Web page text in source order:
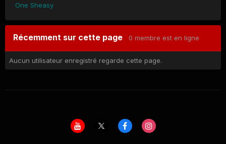
One Sheasy
Récemment sur cette page 0 membre est en ligne
Aucun utilisateur enregistré regarde cette page.